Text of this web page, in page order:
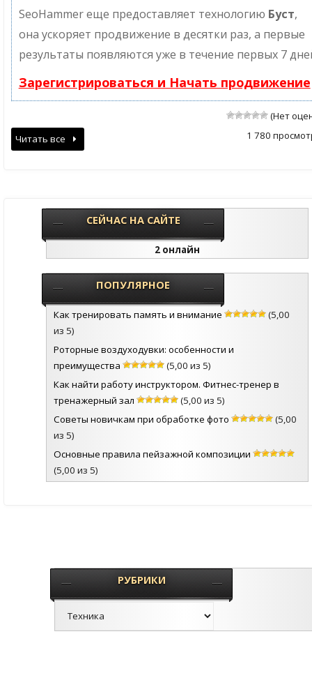
SeoHammer еще предоставляет технологию Буст,
она ускоряет продвижение в десятки раз, а первые
результаты появляются уже в течение первых 7
Зарегистрироваться и Начать продвижение
(Нет
1 780
Читать все
СЕЙЧАС НА САЙТЕ
2 онлайн
ПОПУЛЯРНОЕ
Как тренировать память и внимание
(5,00
из 5)
Роторные воздуходувки: особенности и
преимущества
(5,00 из 5)
Как найти работу инструктором. Фитнес-тренер в
тренажерный зал
(5,00 из 5)
Советы новичкам при обработке фото
(5,00
из 5)
Основные правила пейзажной композиции
(5,00 из 5)
РУБРИКИ